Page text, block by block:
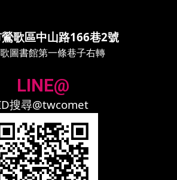
歌區中山路166巷2號
圖書館第一條巷子右轉
LINE@
搜尋@twcomet